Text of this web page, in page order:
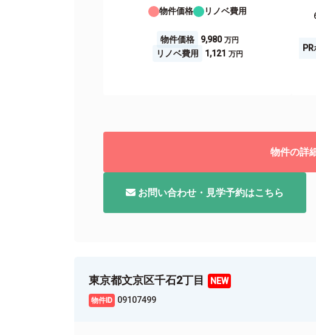
物件価格 リノベ費用
物件価格
9,980
リノベ費用
1,121
物件の詳
お問い合わせ・見学予約はこちら
東京都文京区千石2丁目
09107499